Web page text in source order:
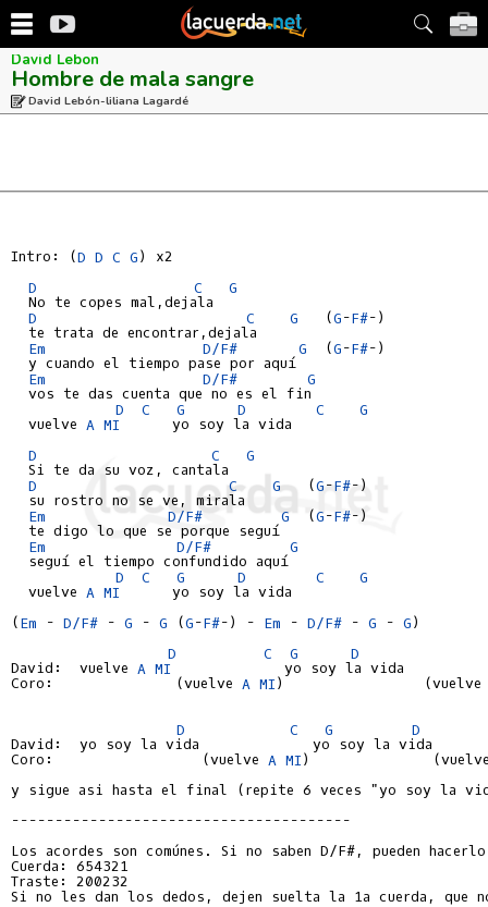
David Lebon
Hombre de mala sangre
David Lebón-liliana Lagardé
Intro: (D D C G) x2
D
C
G
  No te copes mal,dejala
D
C G
   (
G-F#-)
  te trata de encontrar,dejala
Em
D/F# G
  (
G-F#-)
  y cuando el tiempo pase por aquí
Em
D/F#
G
  vos te das cuenta que no es el fin
D
C G D C
G
  vuelve
A MI
      yo soy la vida
D
C
G
  Si te da su voz, cantala
D
C G
   (
G-F#-)
  su rostro no se ve, mirala
Em
D/F# G
  (
G-F#-)
  te digo lo que se porque seguí
Em
D/F#
G
  seguí el tiempo confundido aquí
D
C G D C
G
  vuelve
A MI
      yo soy la vida
(Em - D/F# - G - G (G-F#-) - Em - D/F# - G - G)
D
C G
D
David:  vuelve A MI
             yo soy la vida
Coro:              (vuelve A MI)
D C G
D
David:  yo soy la vida             yo soy la vida
Coro:                 (vuelve A MI)
y sigue asi hasta el final (repite 6 veces "yo soy la
---------------------------------------
Cuerda: 654321
Traste: 200232
Si no les dan los dedos, dejen suelta la 1a cuerda, que